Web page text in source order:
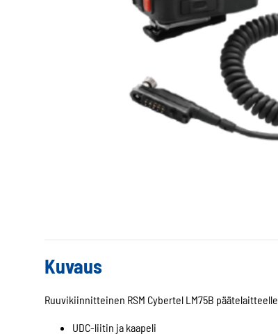
Kuvaus
Ruuvikiinnitteinen RSM Cybertel LM75B päätelaitteelle
UDC-liitin ja kaapeli